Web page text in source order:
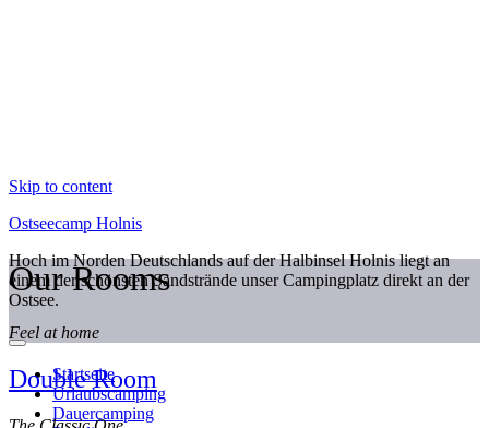
Skip to content
Ostseecamp Holnis
Hoch im Norden Deutschlands auf der Halbinsel Holnis liegt an
einem der schönsten Sandstrände unser Campingplatz direkt an der
Ostsee.
Startseite
Urlaubscamping
Dauercamping
Our Rooms
Feel at home
Double Room